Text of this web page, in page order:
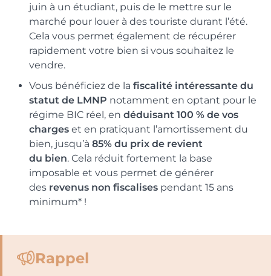
juin à un étudiant, puis de le mettre sur le
marché pour louer à des touriste durant l’été.
Cela vous permet également de récupérer
rapidement votre bien si vous souhaitez le
vendre.
Vous bénéficiez de la fiscalité intéressante du
statut de LMNP notamment en optant pour le
régime BIC réel, en déduisant 100 % de vos
charges et en pratiquant l’amortissement du
bien, jusqu’à 85% du prix de revient
du bien. Cela réduit fortement la base
imposable et vous permet de générer
des revenus non fiscalises pendant 15 ans
minimum* !
Rappel